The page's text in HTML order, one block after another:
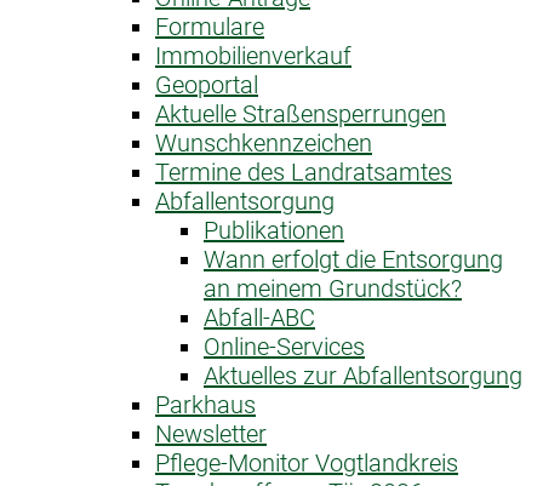
Formulare
Immobilienverkauf
Geoportal
Aktuelle Straßensperrungen
Wunschkennzeichen
Termine des Landratsamtes
Abfallentsorgung
Publikationen
Wann erfolgt die Entsorgung
an meinem Grundstück?
Abfall-ABC
Online-Services
Aktuelles zur Abfallentsorgung
Parkhaus
Newsletter
Pflege-Monitor Vogtlandkreis